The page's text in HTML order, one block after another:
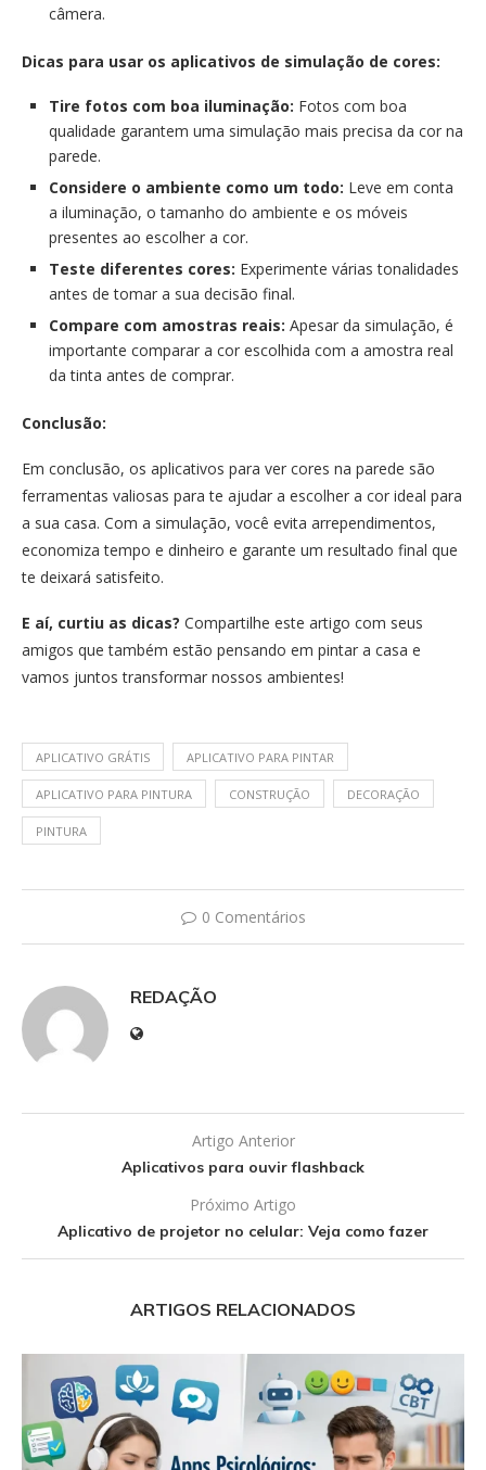
câmera.
Dicas para usar os aplicativos de simulação de cores:
Tire fotos com boa iluminação: Fotos com boa
qualidade garantem uma simulação mais precisa da cor na
parede.
Considere o ambiente como um todo: Leve em conta
a iluminação, o tamanho do ambiente e os móveis
presentes ao escolher a cor.
Teste diferentes cores: Experimente várias tonalidades
antes de tomar a sua decisão final.
Compare com amostras reais: Apesar da simulação, é
importante comparar a cor escolhida com a amostra real
da tinta antes de comprar.
Conclusão:
Em conclusão, os aplicativos para ver cores na parede são
ferramentas valiosas para te ajudar a escolher a cor ideal para
a sua casa. Com a simulação, você evita arrependimentos,
economiza tempo e dinheiro e garante um resultado final que
te deixará satisfeito.
E aí, curtiu as dicas? Compartilhe este artigo com seus
amigos que também estão pensando em pintar a casa e
vamos juntos transformar nossos ambientes!
APLICATIVO GRÁTIS APLICATIVO PARA PINTAR
APLICATIVO PARA PINTURA CONSTRUÇÃO DECORAÇÃO
PINTURA
0 Comentários
REDAÇÃO
Artigo Anterior
Aplicativos para ouvir flashback
Próximo Artigo
Aplicativo de projetor no celular: Veja como fazer
ARTIGOS RELACIONADOS